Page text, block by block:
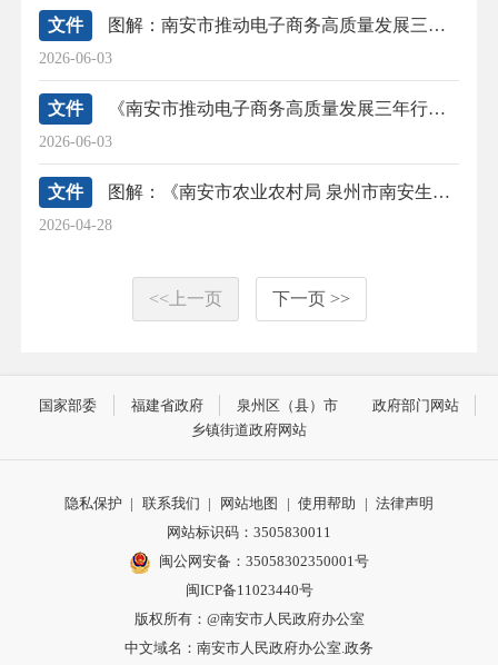
文件
2026-06-03
图解：南安市推动电子商务高质量发展三年行动方案（2026—2028年）
文件
2026-06-03
《南安市推动电子商务高质量发展三年行动方案（2026—2028年）》政策解读
文件
2026-04-28
图解：《南安市农业农村局 泉州市南安生态环境局 南安市财政局关于印发南安市生猪养殖规范改造提升奖补实施方案的通知》
<<上一页 下一页 >>
国家部委 福建省政府 泉州区（县）市
政府部门网站
乡镇街道政府网站
隐私保护 | 联系我们 | 网站地图 | 使用帮助 | 法律声明
网站标识码：3505830011
闽公网安备：35058302350001号
闽ICP备11023440号
版权所有：@南安市人民政府办公室
中文域名：南安市人民政府办公室.政务